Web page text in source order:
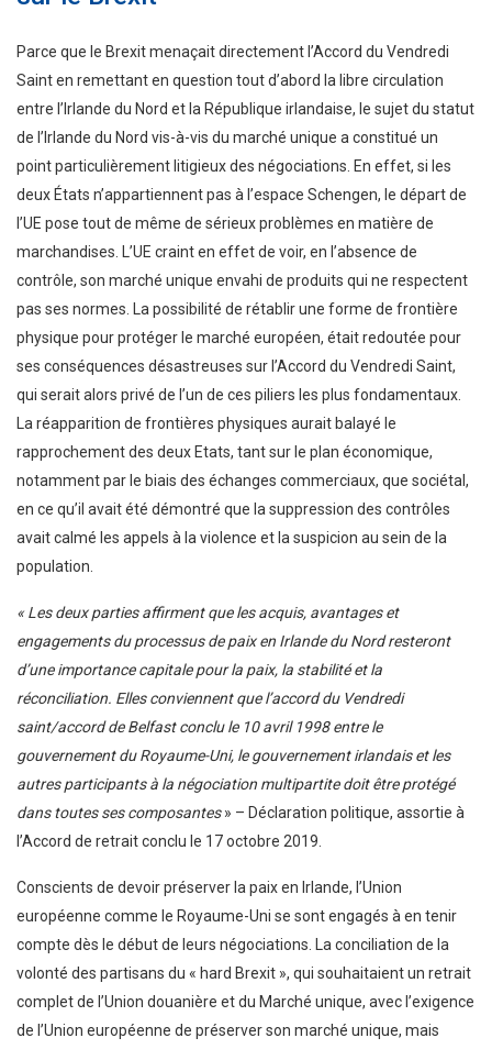
Parce que le Brexit menaçait directement l’Accord du Vendredi
Saint en remettant en question tout d’abord la libre circulation
entre l’Irlande du Nord et la République irlandaise, le sujet du statut
de l’Irlande du Nord vis-à-vis du marché unique a constitué un
point particulièrement litigieux des négociations. En effet, si les
deux États n’appartiennent pas à l’espace Schengen, le départ de
l’UE pose tout de même de sérieux problèmes en matière de
marchandises. L’UE craint en effet de voir, en l’absence de
contrôle, son marché unique envahi de produits qui ne respectent
pas ses normes. La possibilité de rétablir une forme de frontière
physique pour protéger le marché européen, était redoutée pour
ses conséquences désastreuses sur l’Accord du Vendredi Saint,
qui serait alors privé de l’un de ces piliers les plus fondamentaux.
La réapparition de frontières physiques aurait balayé le
rapprochement des deux Etats, tant sur le plan économique,
notamment par le biais des échanges commerciaux, que sociétal,
en ce qu’il avait été démontré que la suppression des contrôles
avait calmé les appels à la violence et la suspicion au sein de la
population.
« Les deux parties affirment que les acquis, avantages et
engagements du processus de paix en Irlande du Nord resteront
d’une importance capitale pour la paix, la stabilité et la
réconciliation. Elles conviennent que l’accord du Vendredi
saint/accord de Belfast conclu le 10 avril 1998 entre le
gouvernement du Royaume-Uni, le gouvernement irlandais et les
autres participants à la négociation multipartite doit être protégé
dans toutes ses composantes» – Déclaration politique, assortie à
l’Accord de retrait conclu le 17 octobre 2019.
Conscients de devoir préserver la paix en Irlande, l’Union
européenne comme le Royaume-Uni se sont engagés à en tenir
compte dès le début de leurs négociations. La conciliation de la
volonté des partisans du « hard Brexit », qui souhaitaient un retrait
complet de l’Union douanière et du Marché unique, avec l’exigence
de l’Union européenne de préserver son marché unique, mais